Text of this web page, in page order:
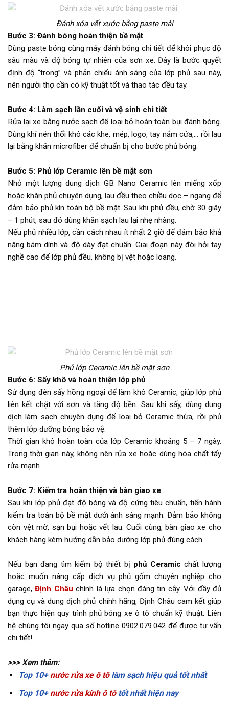
Đánh xóa vết xước bằng paste mài
Bước 3: Đánh bóng hoàn thiện bề mặt
Dùng paste bóng cùng máy đánh bóng chi tiết để khôi phục độ
sâu màu và độ bóng tự nhiên của sơn xe. Đây là bước quyết
định độ “trong” và phản chiếu ánh sáng của lớp phủ sau này,
nên người thợ cần có kỹ thuật tốt và thao tác đều tay.
Bước 4: Làm sạch lần cuối và vệ sinh chi tiết
Rửa lại xe bằng nước sạch để loại bỏ hoàn toàn bụi đánh bóng.
Dùng khí nén thổi khô các khe, mép, logo, tay nắm cửa,… rồi lau
lại bằng khăn microfiber để chuẩn bị cho bước phủ bóng.
Bước 5: Phủ lớp Ceramic lên bề mặt sơn
Nhỏ một lượng dung dịch GB Nano Ceramic lên miếng xốp
hoặc khăn phủ chuyên dụng, lau đều theo chiều dọc – ngang để
đảm bảo phủ kín toàn bộ bề mặt. Sau khi phủ đều, chờ 30 giây
– 1 phút, sau đó dùng khăn sạch lau lại nhẹ nhàng.
Nếu phủ nhiều lớp, cần cách nhau ít nhất 2 giờ để đảm bảo khả
năng bám dính và độ dày đạt chuẩn. Giai đoạn này đòi hỏi tay
nghề cao để lớp phủ đều, không bị vệt hoặc loang.
Phủ lớp Ceramic lên bề mặt sơn
Bước 6: Sấy khô và hoàn thiện lớp phủ
Sử dụng đèn sấy hồng ngoại để làm khô Ceramic, giúp lớp phủ
liên kết chặt với sơn và tăng độ bền. Sau khi sấy, dùng dung
dịch làm sạch chuyên dụng để loại bỏ Ceramic thừa, rồi phủ
thêm lớp dưỡng bóng bảo vệ.
Thời gian khô hoàn toàn của lớp Ceramic khoảng 5 – 7 ngày.
Trong thời gian này, không nên rửa xe hoặc dùng hóa chất tẩy
rửa mạnh.
Bước 7: Kiểm tra hoàn thiện và bàn giao xe
Sau khi lớp phủ đạt độ bóng và độ cứng tiêu chuẩn, tiến hành
kiểm tra toàn bộ bề mặt dưới ánh sáng mạnh. Đảm bảo không
còn vệt mờ, sạn bụi hoặc vết lau. Cuối cùng, bàn giao xe cho
khách hàng kèm hướng dẫn bảo dưỡng lớp phủ đúng cách.
Nếu bạn đang tìm kiếm bộ thiết bị phủ Ceramic chất lượng
hoặc muốn nâng cấp dịch vụ phủ gốm chuyên nghiệp cho
garage,Định Châu chính là lựa chọn đáng tin cậy. Với đầy đủ
dụng cụ và dung dịch phủ chính hãng, Định Châu cam kết giúp
bạn thực hiện quy trình phủ bóng xe ô tô chuẩn kỹ thuật. Liên
hệ chúng tôi ngay qua số hotline 0902.079.042 để được tư vấn
chi tiết!
>>> Xem thêm:
Top 10+ nước rửa xe ô tôlàm sạch hiệu quả tốt nhất
Top 10+ nước rửa kính ô tôtốt nhất hiện nay